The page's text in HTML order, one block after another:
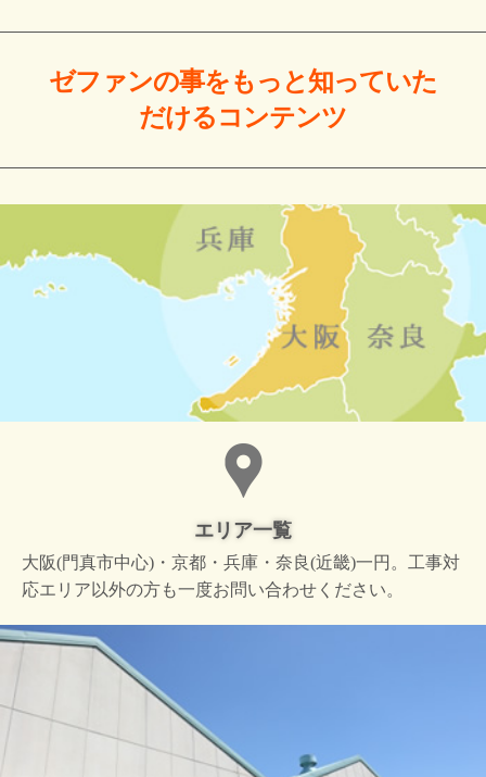
ゼファンの事をもっと知っていた
だけるコンテンツ
エリア一覧
大阪(門真市中心)・京都・兵庫・奈良(近畿)一円。工事対
応エリア以外の方も一度お問い合わせください。